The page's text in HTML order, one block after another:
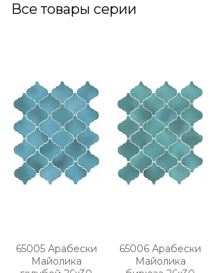
Все товары серии
65005 Арабески
Майолика
65006 Арабески
Майолика